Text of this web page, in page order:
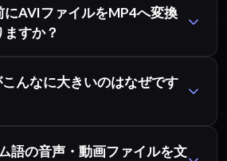
にAVIファイルをMP4へ変換
すか？
んなに大きいのはなぜです
語の音声・動画ファイルを文